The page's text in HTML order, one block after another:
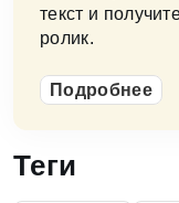
текст и
ролик.
Подробнее
Теги